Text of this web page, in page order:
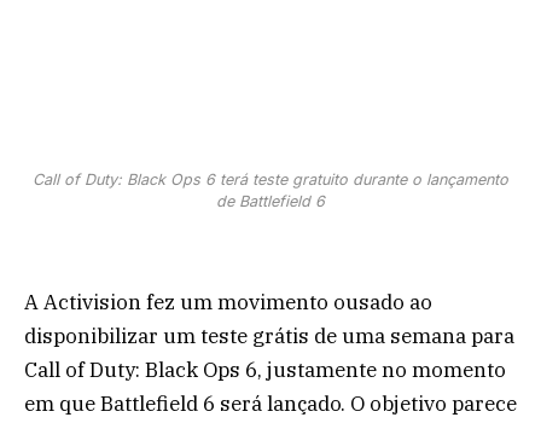
Call of Duty: Black Ops 6 terá teste gratuito durante o lançamento
de Battlefield 6
A Activision fez um movimento ousado ao
disponibilizar um teste grátis de uma semana para
Call of Duty: Black Ops 6, justamente no momento
em que Battlefield 6 será lançado. O objetivo parece